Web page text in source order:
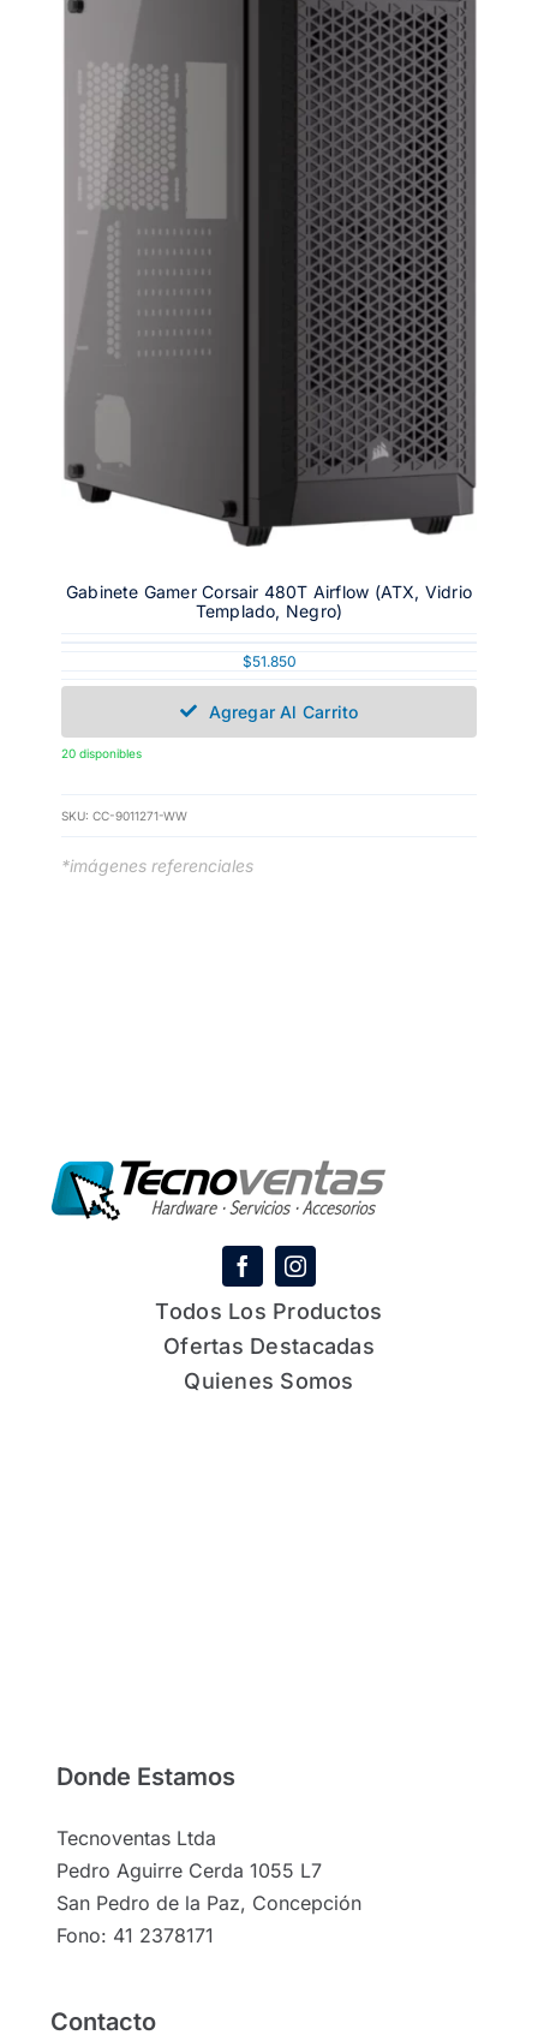
Gabinete Gamer Corsair 480T Airflow (ATX, Vidrio
Templado, Negro)
$51.850
Agregar Al Carrito
20 disponibles
SKU: CC-9011271-WW
*imágenes referenciales
Todos Los Productos
Ofertas Destacadas
Quienes Somos
Donde Estamos
Tecnoventas Ltda
Pedro Aguirre Cerda 1055 L7
San Pedro de la Paz, Concepción
Fono: 41 2378171
Contacto